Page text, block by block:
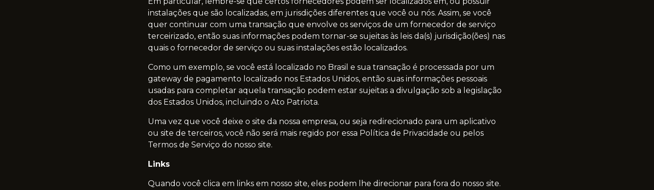
instalações que são localizadas, em jurisdições diferentes que você ou nós. Assim, se você
quer continuar com uma transação que envolve os serviços de um fornecedor de serviço
terceirizado, então suas informações podem tornar-se sujeitas às leis da(s) jurisdição(ões) nas
quais o fornecedor de serviço ou suas instalações estão localizados.
Como um exemplo, se você está localizado no Brasil e sua transação é processada por um
gateway de pagamento localizado nos Estados Unidos, então suas informações pessoais
usadas para completar aquela transação podem estar sujeitas a divulgação sob a legislação
dos Estados Unidos, incluindo o Ato Patriota.
Uma vez que você deixe o site da nossa empresa, ou seja redirecionado para um aplicativo
ou site de terceiros, você não será mais regido por essa Política de Privacidade ou pelos
Termos de Serviço do nosso site.
Links
Quando você clica em links em nosso site, eles podem lhe direcionar para fora do nosso site.